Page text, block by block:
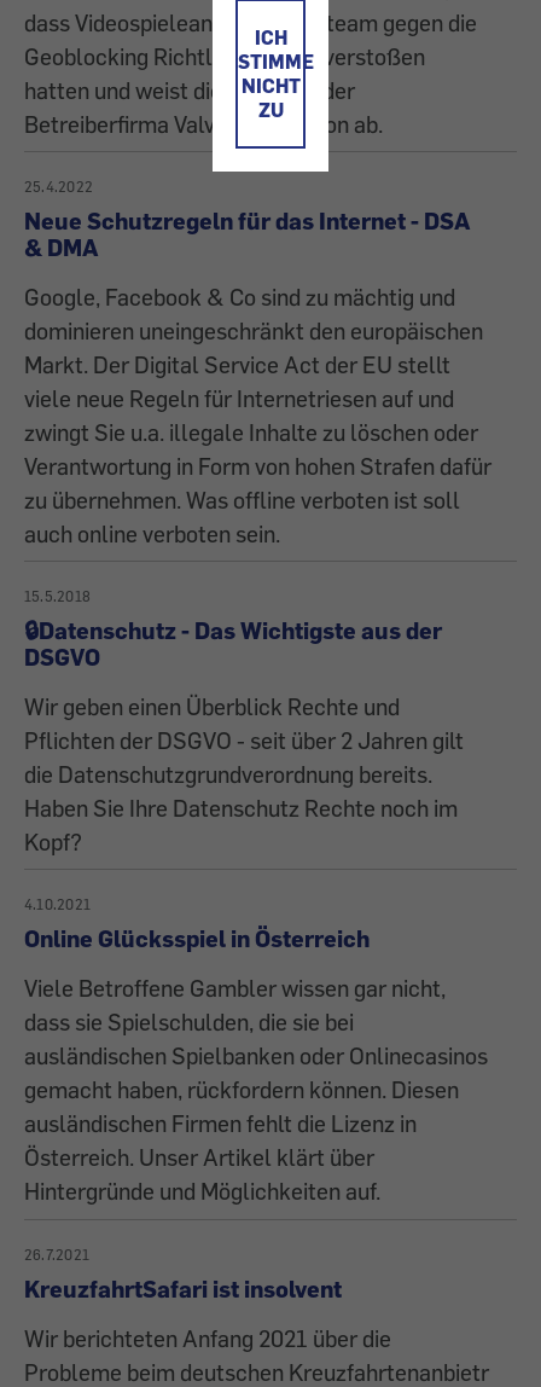
ICH
STIMME
NICHT
ZU
dass Videospieleanbieter auf Steam gegen die
Geoblocking Richtlinie der EU verstoßen
hatten und weist die Berufung der
Betreiberfirma Valve Corporation ab.
25.4.2022
Neue Schutzregeln für das Internet - DSA
& DMA
Google, Facebook & Co sind zu mächtig und
dominieren uneingeschränkt den europäischen
Markt. Der Digital Service Act der EU stellt
viele neue Regeln für Internetriesen auf und
zwingt Sie u.a. illegale Inhalte zu löschen oder
Verantwortung in Form von hohen Strafen dafür
zu übernehmen. Was offline verboten ist soll
auch online verboten sein.
15.5.2018
🔒Datenschutz - Das Wichtigste aus der
DSGVO
Wir geben einen Überblick Rechte und
Pflichten der DSGVO - seit über 2 Jahren gilt
die Datenschutzgrundverordnung bereits.
Haben Sie Ihre Datenschutz Rechte noch im
Kopf?
4.10.2021
Online Glücksspiel in Österreich
Viele Betroffene Gambler wissen gar nicht,
dass sie Spielschulden, die sie bei
ausländischen Spielbanken oder Onlinecasinos
gemacht haben, rückfordern können. Diesen
ausländischen Firmen fehlt die Lizenz in
Österreich. Unser Artikel klärt über
Hintergründe und Möglichkeiten auf.
26.7.2021
KreuzfahrtSafari ist insolvent
Wir berichteten Anfang 2021 über die
Probleme beim deutschen Kreuzfahrtenanbietr